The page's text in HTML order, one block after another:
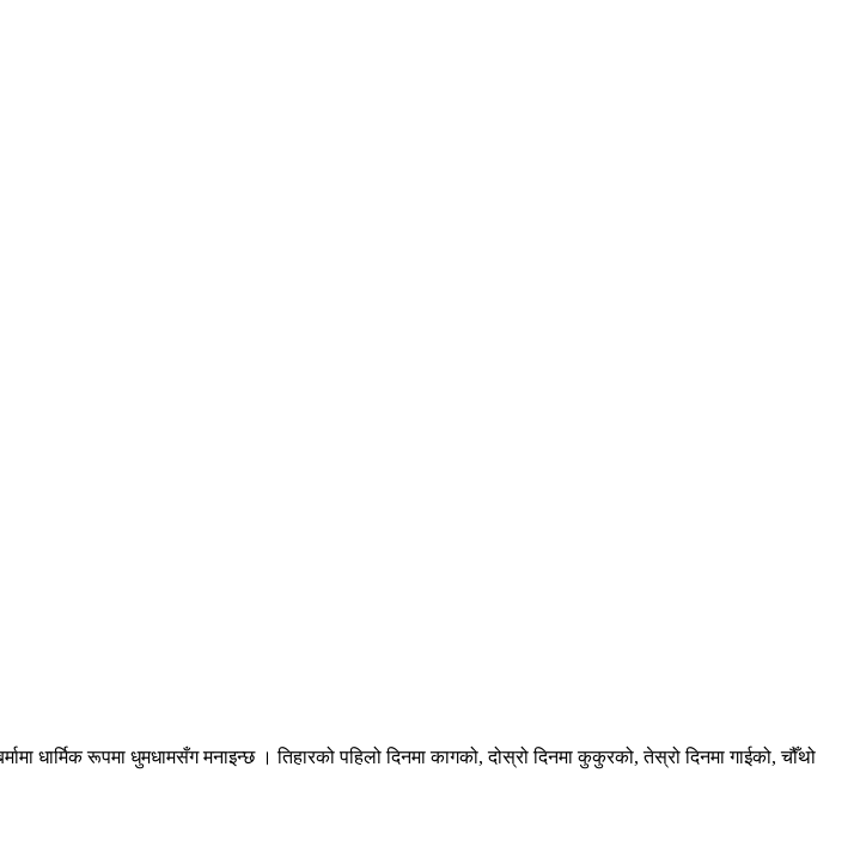
धार्मिक रूपमा धुमधामसँग मनाइन्छ । तिहारको पहिलो दिनमा कागको, दोस्रो दिनमा कुकुरको, तेस्रो दिनमा गाईको, चौँथो